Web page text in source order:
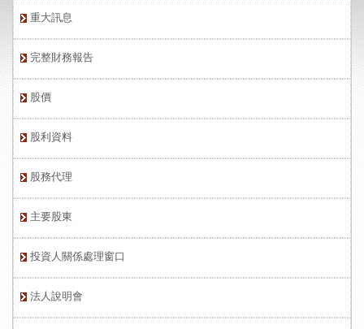
重大訊息
完整財務報告
股價
股利資料
股務代理
主要股東
投資人關係處理窗口
法人說明會